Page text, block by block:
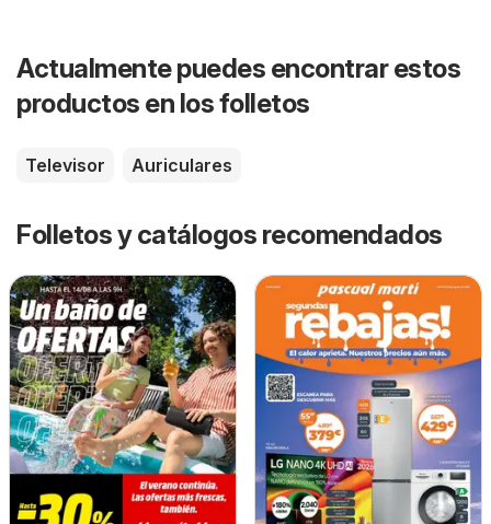
Actualmente puedes encontrar estos
productos en los folletos
Televisor Auriculares
Folletos y catálogos recomendados